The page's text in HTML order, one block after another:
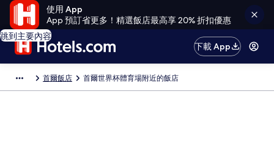
使用 App
App 預訂省更多！精選飯店最高享 20% 折扣優惠
跳到主要內容
下載 App
首爾飯店 首爾世界杯體育場附近的飯店